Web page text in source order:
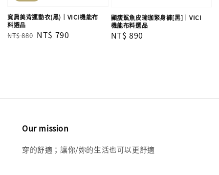
寬肩美背運動衣(黑)｜VICI機能布
料選品
Regular
NT$ 880 Sale
NT$ 790
顯瘦鯊魚皮瑜珈緊身褲[黑]｜VICI
機能布料選品
Regular
NT$ 890
Our mission
穿的舒適；讓你/妳的生活也可以更舒適